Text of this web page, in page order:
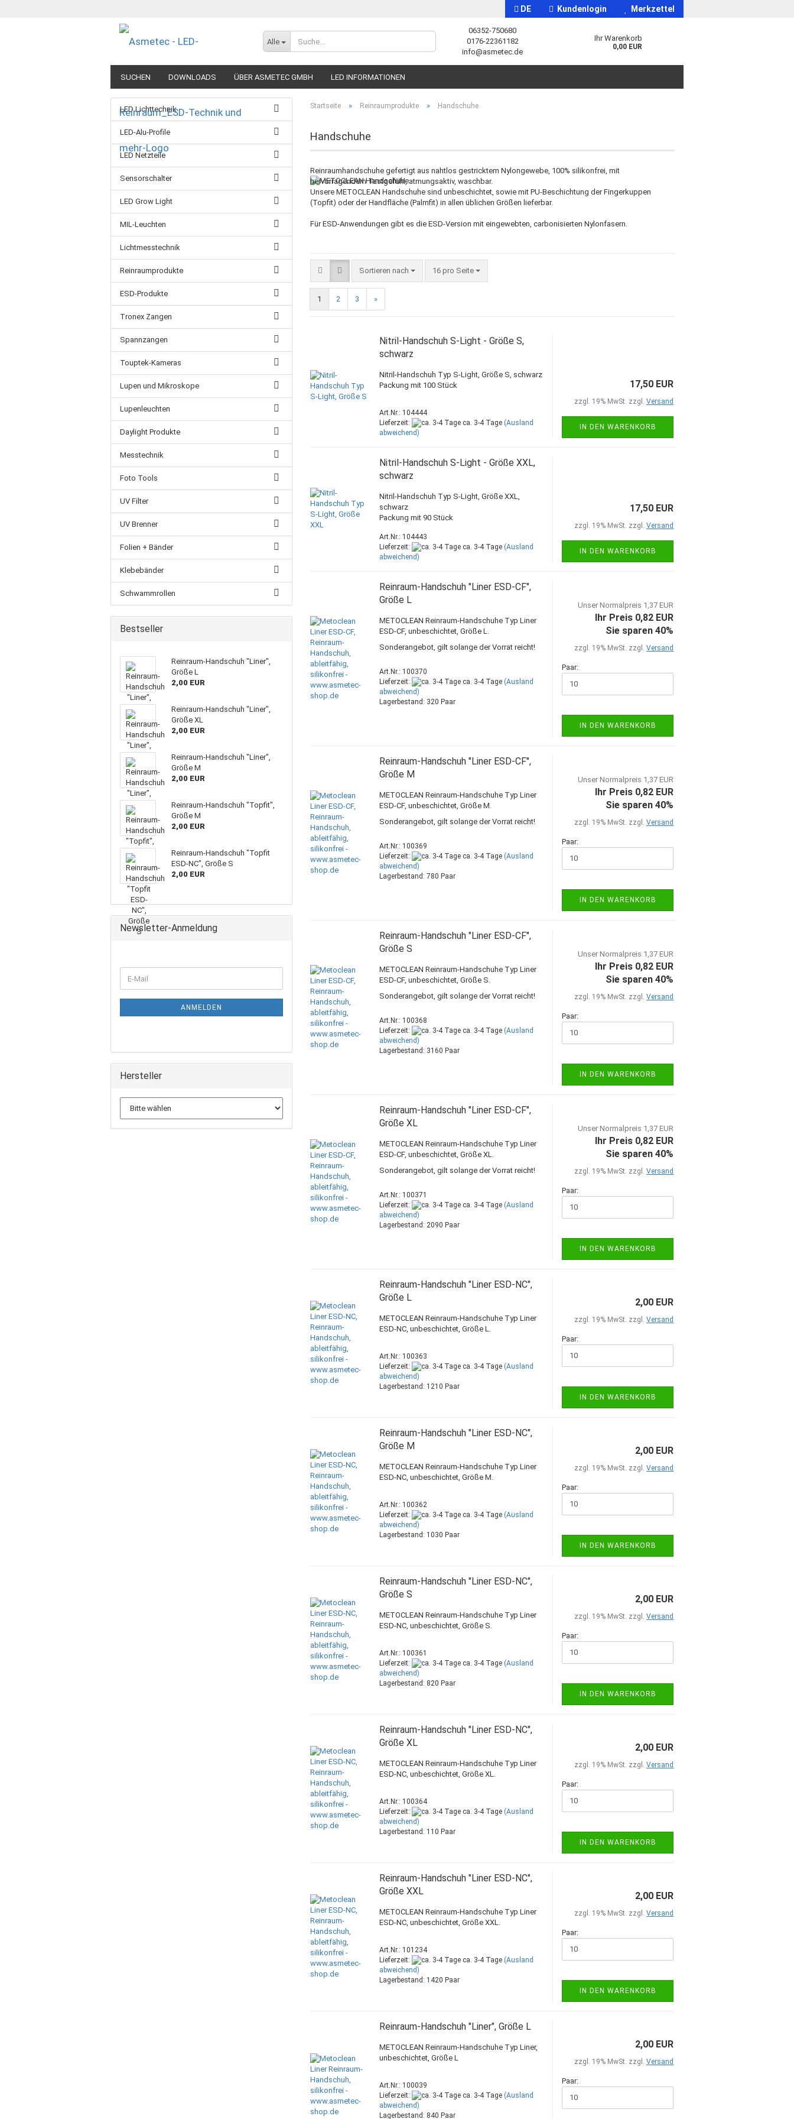
DE
Sprache auswählen
Kundenlogin
Konto erstellen
Passwort vergessen?
Merkzettel
Alle
06352-750680
0176-22361182
info@asmetec.de
Ihr Warenkorb
0,00 EUR
SUCHEN DOWNLOADS ÜBER ASMETEC GMBH LED INFORMATIONEN
Startseite » Reinraumprodukte » Handschuhe
Handschuhe
Reinraumhandschuhe gefertigt aus nahtlos gestricktem Nylongewebe, 100% silikonfrei, mit
hervorragendem Tastgefühl, atmungsaktiv, waschbar.
Unsere METOCLEAN Handschuhe sind unbeschichtet, sowie mit PU-Beschichtung der Fingerkuppen
(Topfit) oder der Handfläche (Palmfit) in allen üblichen Größen lieferbar.
Für ESD-Anwendungen gibt es die ESD-Version mit eingewebten, carbonisierten Nylonfasern.
Sortieren nach 16 pro Seite
1 2 3 »
Nitril-Handschuh S-Light - Größe S,
schwarz
Nitril-Handschuh Typ S-Light, Größe S, schwarz
Packung mit 100 Stück
Art.Nr.: 104444
Lieferzeit:
ca. 3-4 Tage (Ausland
abweichend)
17,50 EUR
zzgl. 19% MwSt. zzgl.Versand
IN DEN WARENKORB
Nitril-Handschuh S-Light - Größe XXL,
schwarz
Nitril-Handschuh Typ S-Light, Größe XXL,
schwarz
Packung mit 90 Stück
Art.Nr.: 104443
Lieferzeit:
ca. 3-4 Tage (Ausland
abweichend)
17,50 EUR
zzgl. 19% MwSt. zzgl.Versand
IN DEN WARENKORB
Reinraum-Handschuh "Liner ESD-CF",
Größe L
METOCLEAN Reinraum-Handschuhe Typ Liner
ESD-CF, unbeschichtet, Größe L.
Sonderangebot, gilt solange der Vorrat reicht!
Art.Nr.: 100370
Lieferzeit:
ca. 3-4 Tage (Ausland
abweichend)
Lagerbestand: 320 Paar
Unser Normalpreis 1,37 EUR
Ihr Preis 0,82 EUR
Sie sparen 40%
zzgl. 19% MwSt. zzgl.Versand
Paar:
IN DEN WARENKORB
Reinraum-Handschuh "Liner ESD-CF",
Größe M
METOCLEAN Reinraum-Handschuhe Typ Liner
ESD-CF, unbeschichtet, Größe M.
Sonderangebot, gilt solange der Vorrat reicht!
Art.Nr.: 100369
Lieferzeit:
ca. 3-4 Tage (Ausland
abweichend)
Lagerbestand: 780 Paar
Unser Normalpreis 1,37 EUR
Ihr Preis 0,82 EUR
Sie sparen 40%
zzgl. 19% MwSt. zzgl.Versand
Paar:
IN DEN WARENKORB
Reinraum-Handschuh "Liner ESD-CF",
Größe S
METOCLEAN Reinraum-Handschuhe Typ Liner
ESD-CF, unbeschichtet, Größe S.
Sonderangebot, gilt solange der Vorrat reicht!
Art.Nr.: 100368
Lieferzeit:
ca. 3-4 Tage (Ausland
abweichend)
Lagerbestand: 3160 Paar
Unser Normalpreis 1,37 EUR
Ihr Preis 0,82 EUR
Sie sparen 40%
zzgl. 19% MwSt. zzgl.Versand
Paar:
IN DEN WARENKORB
Reinraum-Handschuh "Liner ESD-CF",
Größe XL
METOCLEAN Reinraum-Handschuhe Typ Liner
ESD-CF, unbeschichtet, Größe XL.
Sonderangebot, gilt solange der Vorrat reicht!
Art.Nr.: 100371
Lieferzeit:
ca. 3-4 Tage (Ausland
abweichend)
Lagerbestand: 2090 Paar
Unser Normalpreis 1,37 EUR
Ihr Preis 0,82 EUR
Sie sparen 40%
zzgl. 19% MwSt. zzgl.Versand
Paar:
IN DEN WARENKORB
Reinraum-Handschuh "Liner ESD-NC",
Größe L
METOCLEAN Reinraum-Handschuhe Typ Liner
ESD-NC, unbeschichtet, Größe L.
Art.Nr.: 100363
Lieferzeit:
ca. 3-4 Tage (Ausland
abweichend)
Lagerbestand: 1210 Paar
2,00 EUR
zzgl. 19% MwSt. zzgl.Versand
Paar:
IN DEN WARENKORB
Reinraum-Handschuh "Liner ESD-NC",
Größe M
METOCLEAN Reinraum-Handschuhe Typ Liner
ESD-NC, unbeschichtet, Größe M.
Art.Nr.: 100362
Lieferzeit:
ca. 3-4 Tage (Ausland
abweichend)
Lagerbestand: 1030 Paar
2,00 EUR
zzgl. 19% MwSt. zzgl.Versand
Paar:
IN DEN WARENKORB
Reinraum-Handschuh "Liner ESD-NC",
Größe S
METOCLEAN Reinraum-Handschuhe Typ Liner
ESD-NC, unbeschichtet, Größe S.
Art.Nr.: 100361
Lieferzeit:
ca. 3-4 Tage (Ausland
abweichend)
Lagerbestand: 820 Paar
2,00 EUR
zzgl. 19% MwSt. zzgl.Versand
Paar:
IN DEN WARENKORB
Reinraum-Handschuh "Liner ESD-NC",
Größe XL
METOCLEAN Reinraum-Handschuhe Typ Liner
ESD-NC, unbeschichtet, Größe XL.
Art.Nr.: 100364
Lieferzeit:
ca. 3-4 Tage (Ausland
abweichend)
Lagerbestand: 110 Paar
2,00 EUR
zzgl. 19% MwSt. zzgl.Versand
Paar:
IN DEN WARENKORB
Reinraum-Handschuh "Liner ESD-NC",
Größe XXL
METOCLEAN Reinraum-Handschuhe Typ Liner
ESD-NC, unbeschichtet, Größe XXL.
Art.Nr.: 101234
Lieferzeit:
ca. 3-4 Tage (Ausland
abweichend)
Lagerbestand: 1420 Paar
2,00 EUR
zzgl. 19% MwSt. zzgl.Versand
Paar:
IN DEN WARENKORB
Reinraum-Handschuh "Liner", Größe L
METOCLEAN Reinraum-Handschuhe Typ Liner,
unbeschichtet, Größe L
Art.Nr.: 100039
Lieferzeit:
ca. 3-4 Tage (Ausland
abweichend)
Lagerbestand: 840 Paar
2,00 EUR
zzgl. 19% MwSt. zzgl.Versand
Paar:
LED Lichttechnik
LED-Alu-Profile
LED Netzteile
Sensorschalter
LED Grow Light
MIL-Leuchten
Lichtmesstechnik
Reinraumprodukte
ESD-Produkte
Tronex Zangen
Spannzangen
Touptek-Kameras
Lupen und Mikroskope
Lupenleuchten
Daylight Produkte
Messtechnik
Foto Tools
UV Filter
UV Brenner
Folien + Bänder
Klebebänder
Schwammrollen
Bestseller
Reinraum-Handschuh "Liner",
Größe L
2,00 EUR
Reinraum-Handschuh "Liner",
Größe XL
2,00 EUR
Reinraum-Handschuh "Liner",
Größe M
2,00 EUR
Reinraum-Handschuh "Topfit",
Größe M
2,00 EUR
Reinraum-Handschuh "Topfit
ESD-NC", Größe S
2,00 EUR
Newsletter-Anmeldung
ANMELDEN
Hersteller